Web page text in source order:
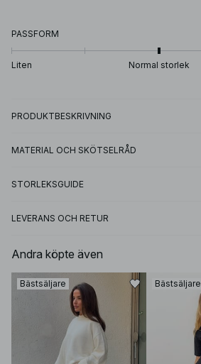
PASSFORM
Liten Normal storlek
PRODUKTBESKRIVNING
MATERIAL OCH SKÖTSELRÅD
STORLEKSGUIDE
LEVERANS OCH RETUR
Andra köpte även
Bästsäljare Bästsäljare